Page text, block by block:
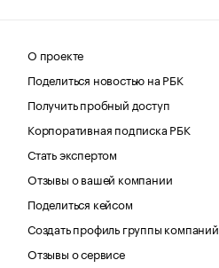
О проекте
Поделиться новостью на РБК
Получить пробный доступ
Корпоративная подписка РБК
Стать экспертом
Отзывы о вашей компании
Поделиться кейсом
Создать профиль группы компаний
Отзывы о сервисе